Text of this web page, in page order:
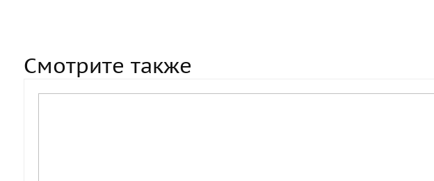
Смотрите также